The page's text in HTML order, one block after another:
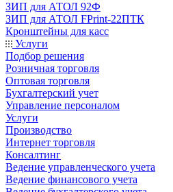
ЗИП для АТОЛ 92Ф
ЗИП для АТОЛ FPrint-22ПТК
Кронштейны для касс
Услуги
Подбор решения
Розничная торговля
Оптовая торговля
Бухгалтерский учет
Управление персоналом
Услуги
Производство
Интернет торговля
Консалтинг
Ведение управленческого учета
Ведение финансового учета